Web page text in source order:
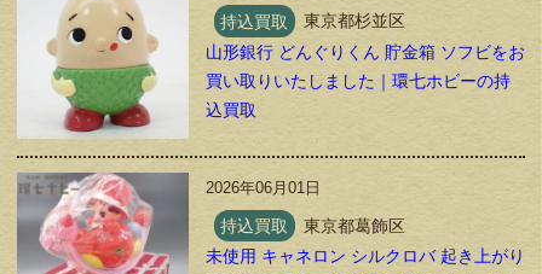
持込買取
東京都杉並区
山形銀行 どんぐりくん 貯金箱 ソフビをお
買い取りいたしました｜環七ホビーの持
込買取
2026年06月01日
持込買取
東京都葛飾区
未使用 キャネロン シルクロバ 起き上がり